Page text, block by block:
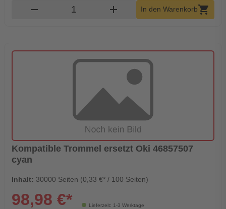
remove Produkt Warenkorb Menge
add In den Warenkorbshopping_cart
Kompatible Trommel ersetzt Oki 46857507
cyan
Inhalt: 30000 Seiten (0,33 €* / 100 Seiten)
Lieferzeit: 1-3 Werktage
98,98 €*